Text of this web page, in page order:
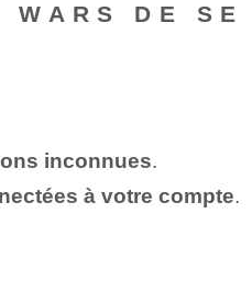
WARS DE
inconnues.
à votre compte.